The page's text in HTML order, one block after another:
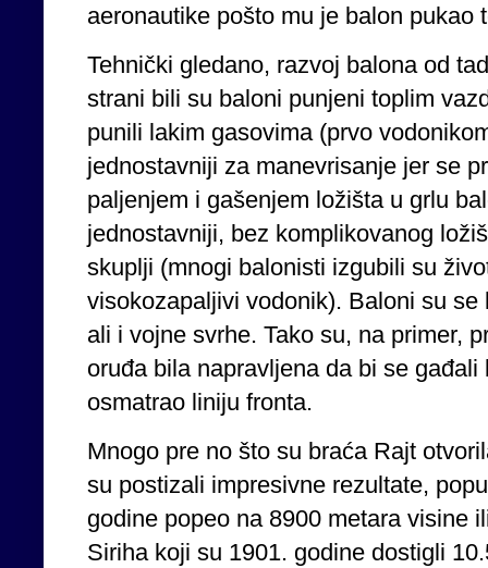
aeronautike pošto mu je balon pukao
Tehnički gledano, razvoj balona od
strani bili su baloni punjeni toplim
punili lakim gasovima (prvo
jednostavniji za manevrisanje jer se
paljenjem i gašenjem ložišta u grlu
jednostavniji, bez komplikovanog
skuplji (mnogi balonisti izgubili su
visokozapaljivi vodonik). Baloni su
ali i vojne svrhe. Tako su, na primer,
oruđa bila napravljena da bi se
osmatrao liniju fronta.
Mnogo pre no što su braća Rajt
su postizali impresivne rezultate,
godine popeo na 8900 metara visine
Siriha koji su 1901. godine dostigli